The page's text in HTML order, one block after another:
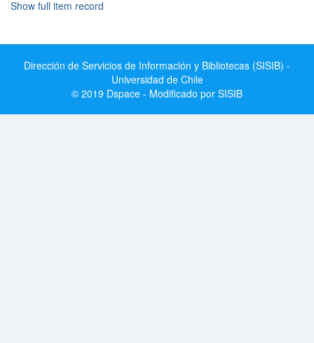
Show full item record
Dirección de Servicios de Información y Bibliotecas (SISIB) -
Universidad de Chile
© 2019 Dspace - Modificado por SISIB